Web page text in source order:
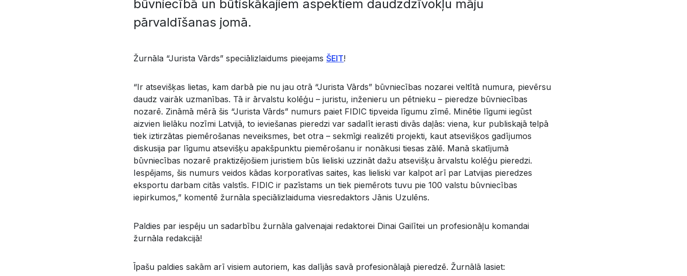
būvniecībā un būtiskākajiem aspektiem daudzdzīvokļu māju
pārvaldīšanas jomā.
Žurnāla “Jurista Vārds” speciālizlaidums pieejams ŠEIT!
“Ir atsevišķas lietas, kam darbā pie nu jau otrā “Jurista Vārds” būvniecības nozarei veltītā numura, pievērsu
daudz vairāk uzmanības. Tā ir ārvalstu kolēģu – juristu, inženieru un pētnieku – pieredze būvniecības
nozarē. Zināmā mērā šis “Jurista Vārds” numurs paiet FIDIC tipveida līgumu zīmē. Minētie līgumi iegūst
aizvien lielāku nozīmi Latvijā, to ieviešanas pieredzi var sadalīt ierasti divās daļās: viena, kur publiskajā telpā
tiek iztirzātas piemērošanas neveiksmes, bet otra – sekmīgi realizēti projekti, kaut atsevišķos gadījumos
diskusija par līgumu atsevišķu apakšpunktu piemērošanu ir nonākusi tiesas zālē. Manā skatījumā
būvniecības nozarē praktizējošiem juristiem būs lieliski uzzināt dažu atsevišķu ārvalstu kolēģu pieredzi.
Iespējams, šis numurs veidos kādas korporatīvas saites, kas lieliski var kalpot arī par Latvijas pieredzes
eksportu darbam citās valstīs. FIDIC ir pazīstams un tiek piemērots tuvu pie 100 valstu būvniecības
iepirkumos,” komentē žurnāla speciālizlaiduma viesredaktors Jānis Uzulēns.
Paldies par iespēju un sadarbību žurnāla galvenajai redaktorei Dinai Gailītei un profesionāļu komandai
žurnāla redakcijā!
Īpašu paldies sakām arī visiem autoriem, kas dalījās savā profesionālajā pieredzē. Žurnālā lasiet: